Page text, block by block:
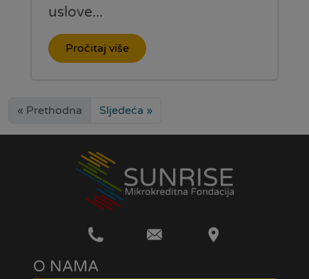
uslove...
Pročitaj više
« Prethodna Sljedeća »
O NAMA